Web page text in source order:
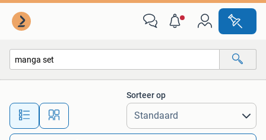
Alle afstanden…
Sorteer op